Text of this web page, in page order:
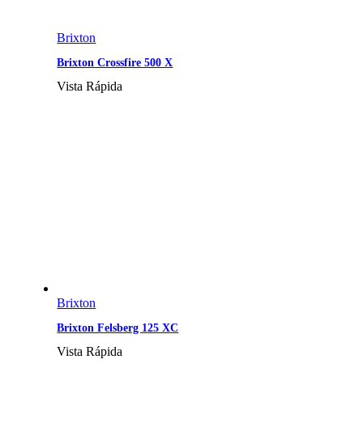
Brixton
Brixton Crossfire 500 X
Vista Rápida
Brixton
Brixton Felsberg 125 XC
Vista Rápida